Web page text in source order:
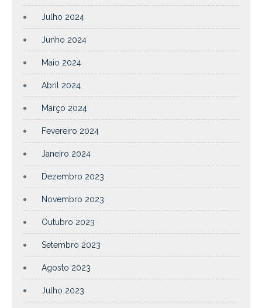
Julho 2024
Junho 2024
Maio 2024
Abril 2024
Março 2024
Fevereiro 2024
Janeiro 2024
Dezembro 2023
Novembro 2023
Outubro 2023
Setembro 2023
Agosto 2023
Julho 2023